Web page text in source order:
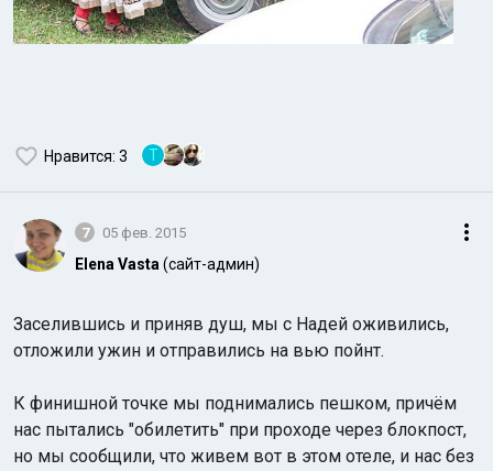
Нравится: 3 Т
7 05 фев. 2015
Elena Vasta (сайт-админ)
Заселившись и приняв душ, мы с Надей оживились,
отложили ужин и отправились на вью пойнт.
К финишной точке мы поднимались пешком, причём
нас пытались "обилетить" при проходе через блокпост,
но мы сообщили, что живем вот в этом отеле, и нас без